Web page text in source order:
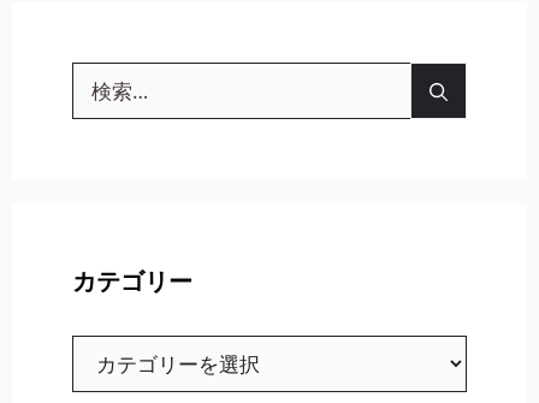
索:
カテゴリー